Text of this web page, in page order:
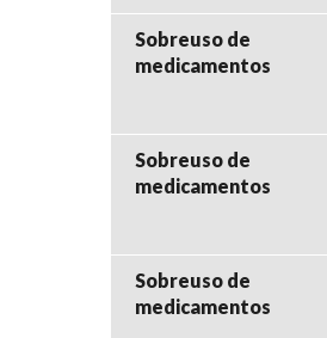
Sobreuso de
medicamentos
Sobreuso de
medicamentos
Sobreuso de
medicamentos